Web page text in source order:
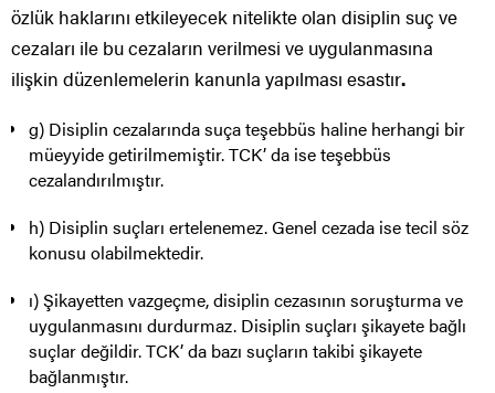
özlük haklarını etkileyecek nitelikte olan disiplin suç ve
cezaları ile bu cezaların verilmesi ve uygulanmasına
ilişkin düzenlemelerin kanunla yapılması esastır.
g) Disiplin cezalarında suça teşebbüs haline herhangi bir
müeyyide getirilmemiştir. TCK’ da ise teşebbüs
cezalandırılmıştır.
h) Disiplin suçları ertelenemez. Genel cezada ise tecil söz
konusu olabilmektedir.
ı) Şikayetten vazgeçme, disiplin cezasının soruşturma ve
uygulanmasını durdurmaz. Disiplin suçları şikayete bağlı
suçlar değildir. TCK’ da bazı suçların takibi şikayete
bağlanmıştır.